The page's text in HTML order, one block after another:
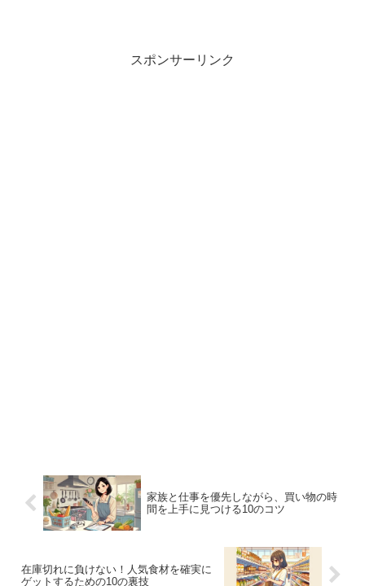
スポンサーリンク
家族と仕事を優先しながら、買い物の時
間を上手に見つける10のコツ
在庫切れに負けない！人気食材を確実に
ゲットするための10の裏技